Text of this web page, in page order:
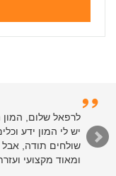
לרפאל שלום, המון
יש לי המון ידע
שולחים תודה,
ומאוד מקצועי
לרפאל וצוות
רציני ומהיר.
בזכות הטיפים